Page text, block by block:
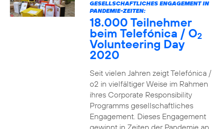
GESELLSCHAFTLICHES ENGAGEMENT IN
PANDEMIE-ZEITEN:
18.000 Teilnehmer
beim Telefónica / O2
Volunteering Day
2020
Seit vielen Jahren zeigt Telefónica /
o2 in vielfältiger Weise im Rahmen
ihres Corporate Responsibility
Programms gesellschaftliches
Engagement. Dieses Engagement
gewinnt in Zeiten der Pandemie an